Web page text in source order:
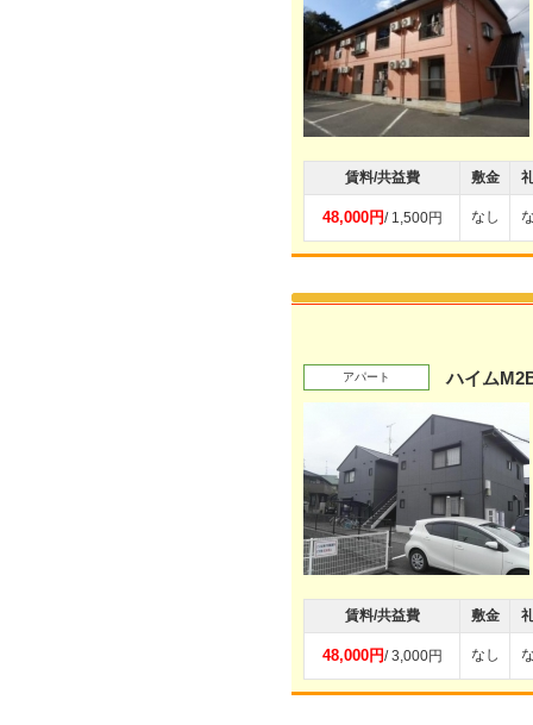
賃料/共益費 敷金
48,000円/ 1,500円 なし
アパート ハイム
賃料/共益費 敷金
48,000円/ 3,000円 なし